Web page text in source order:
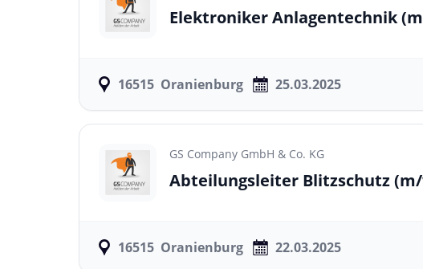
Elektroniker Anlagentechnik
16515 Oranienburg 25.03.2025
GS Company GmbH & Co. KG
Abteilungsleiter Blitzschutz
16515 Oranienburg 22.03.2025